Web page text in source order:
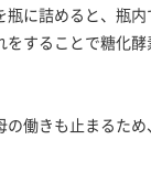
瓶に詰めると、瓶
をすることで糖化
の働きも止まるた